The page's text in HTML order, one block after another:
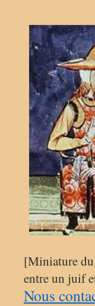
[Miniature du
entre un juif
Nous